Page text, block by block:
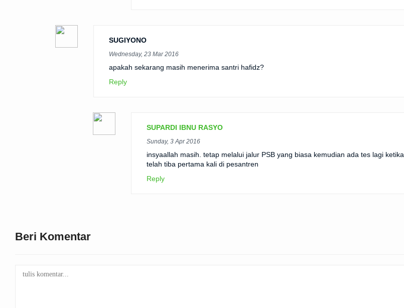
SUGIYONO
Wednesday, 23 Mar 2016
apakah sekarang masih menerima santri hafidz?
Reply
SUPARDI IBNU RASYO
Sunday, 3 Apr 2016
insyaallah masih. tetap melalui jalur PSB yang biasa kemudian ada tes lagi ketika
telah tiba pertama kali di pesantren
Reply
Beri Komentar